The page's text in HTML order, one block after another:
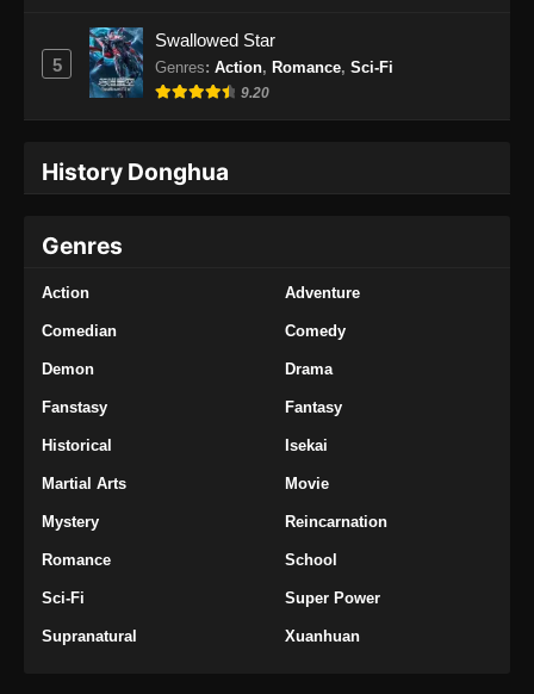
5
Swallowed Star
Genres: Action, Romance, Sci-Fi
9.20
History Donghua
Genres
Action Adventure
Comedian Comedy
Demon Drama
Fanstasy Fantasy
Historical Isekai
Martial Arts Movie
Mystery Reincarnation
Romance School
Sci-Fi Super Power
Supranatural Xuanhuan